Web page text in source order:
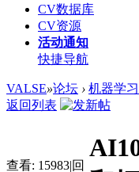
CV数据库
CV资源
活动通知
快捷导航
VALSE»论坛 › 机器学习
返回列表
查看: 15983|回